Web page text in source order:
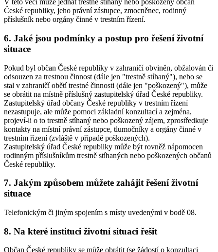
V této věci může jednat trestně stíhaný nebo poškozený občan
České republiky, jeho právní zástupce, zmocněnec, rodinný
příslušník nebo orgány činné v trestním řízení.
6. Jaké jsou podmínky a postup pro řešení životní
situace
Pokud byl občan České republiky v zahraničí obviněn, obžalován či
odsouzen za trestnou činnost (dále jen "trestně stíhaný"), nebo se
stal v zahraničí obětí trestné činnosti (dále jen "poškozený"), může
se obrátit na místně příslušný zastupitelský úřad České republiky.
Zastupitelský úřad občany České republiky v trestním řízení
nezastupuje, ale může pomoci základní konzultací a zejména,
projeví-li o to trestně stíhaný nebo poškozený zájem, zprostředkuje
kontakty na místní právní zástupce, tlumočníky a orgány činné v
trestním řízení (zvláště v případě poškozených).
Zastupitelský úřad České republiky může být rovněž nápomocen
rodinným příslušníkům trestně stíhaných nebo poškozených občanů
České republiky.
7. Jakým způsobem můžete zahájit řešení životní
situace
Telefonickým či jiným spojením s místy uvedenými v bodě 08.
8. Na které instituci životní situaci řešit
Občan České republiky se může obrátit (se žádostí o konzultaci